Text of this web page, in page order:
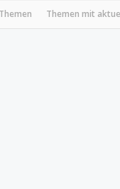
Themen mit